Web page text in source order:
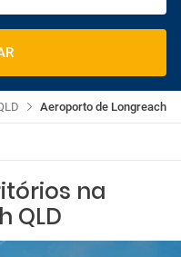
Aeroporto de Longreach
na
QLD